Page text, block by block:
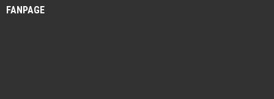
FANPAGE